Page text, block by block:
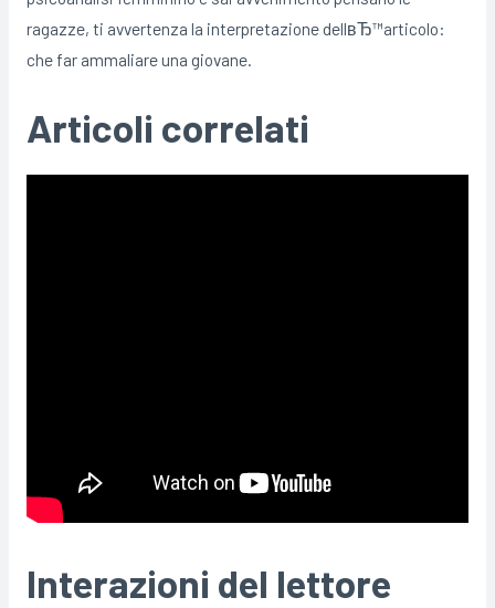
ragazze, ti avvertenza la interpretazione dellвЂ™articolo:
che far ammaliare una giovane.
Articoli correlati
Interazioni del lettore